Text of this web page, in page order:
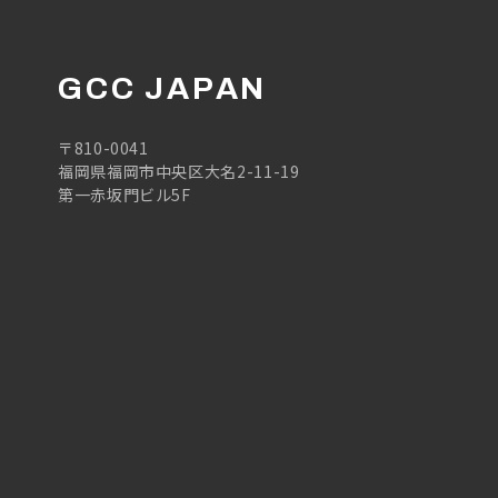
GCC JAPAN
〒810-0041
福岡県福岡市中央区大名2-11-19
第一赤坂門ビル5F